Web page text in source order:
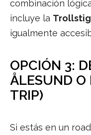
combinación
incluye la
igualmente
OPCIÓN 3:
ÅLESUND O
TRIP)
Si estás en un